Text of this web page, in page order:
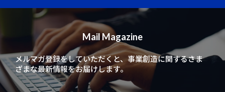
Mail Magazine
メルマガ登録をしていただくと、事業創造に関するさま
ざまな最新情報をお届けします。